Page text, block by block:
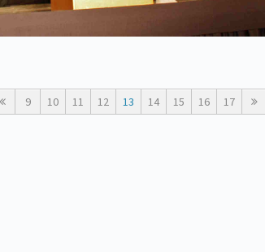
9 10 11 12 13 14 15 16 17